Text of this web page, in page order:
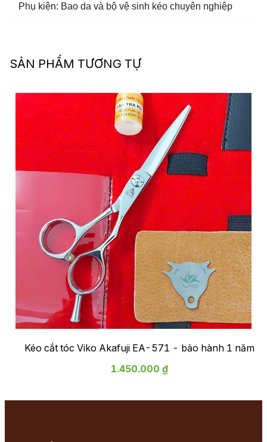
Phụ kiện: Bao da và bộ vệ sinh kéo chuyên nghiệp
SẢN PHẨM TƯƠNG TỰ
Kéo cắt tóc Viko Akafuji EA-571 - bảo hành 1 năm
1.450.000 ₫